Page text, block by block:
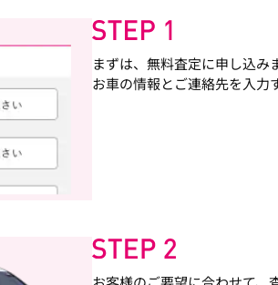
まずは、無料査定に申し込み
お車の情報とご連絡先を入力